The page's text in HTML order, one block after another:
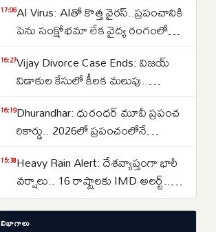
వెనుక అసలు కథ ఇదే..
17:06AI Virus: AIతో కొత్త వైరస్‌..ప్రపంచానికి
పెను సంక్షోభమా లేక వైద్య రంగంలో
శాస్త్రవేత్తలు..
16:27Vijay Divorce Case Ends: విజయ్
విడాకుల కేసులో కీలక మలుపు..
సంగీత..కేసును కొట్టివేసిన కోర్టు
16:19Dhurandhar: ధురంధర్ మూవీ ప్రపంచ
రికార్డు.. 2026లో ప్రపంచంలోనే
చిత్రంగా హిస్టరీ క్రియేట్..
15:38Heavy Rain Alert: దేశవ్యాప్తంగా భారీ
వర్షాలు.. 16 రాష్ట్రాలకు IMD అలర్ట్..
ఒడిశా-కేరళకు రెడ్ వార్నింగ్.. దక్షిణాది
రాష్ట్రాల్లో ఉరుములతో కూడిన వానలు..
15:29Lost Important Documents? ఆధార్,
విభాగాలు